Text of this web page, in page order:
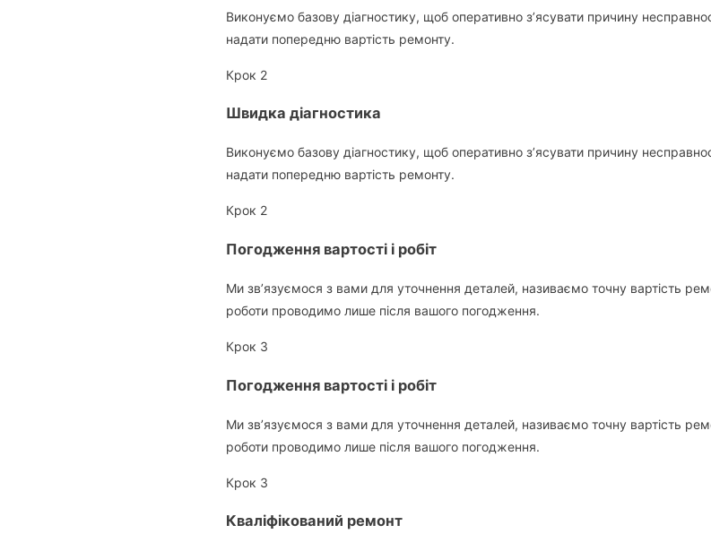
Виконуємо базову діагностику, щоб оперативно з’ясувати причину
надати попередню вартість ремонту.
Крок 2
Швидка діагностика
Виконуємо базову діагностику, щоб оперативно з’ясувати причину
надати попередню вартість ремонту.
Крок 2
Погодження вартості і робіт
Ми зв’язуємося з вами для уточнення деталей, називаємо точну вартість
роботи проводимо лише після вашого погодження.
Крок 3
Погодження вартості і робіт
Ми зв’язуємося з вами для уточнення деталей, називаємо точну вартість
роботи проводимо лише після вашого погодження.
Крок 3
Кваліфікований ремонт